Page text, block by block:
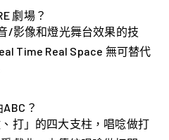
劇場？
/影像和燈光舞台效果的技
Time Real Space 無可替代
？
打」的四大支柱，唱唸做打